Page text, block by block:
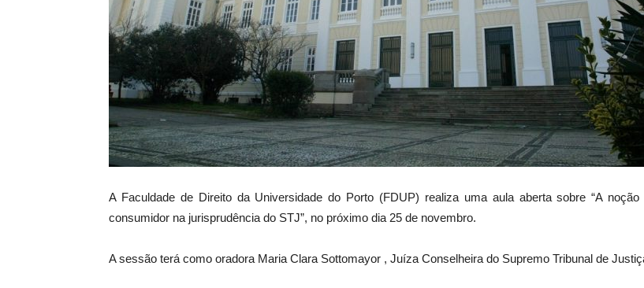
A Faculdade de Direito da Universidade do Porto (FDUP) realiza uma aula aberta sobre “A noção
consumidor na jurisprudência do STJ”, no próximo dia 25 de novembro.
A sessão terá como oradora Maria Clara Sottomayor , Juíza Conselheira do Supremo Tribunal de